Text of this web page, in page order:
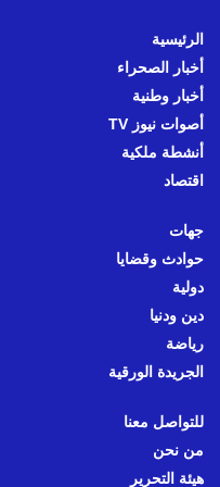
الرئيسية
أخبار الصحراء
أخبار وطنية
أصوات نيوز TV
أنشطة ملكية
اقتصاد
جهات
حوادث وقضايا
دولية
دين ودنيا
رياضة
الجريدة الورقية
للتواصل معنا
من نحن
هيئة التحرير